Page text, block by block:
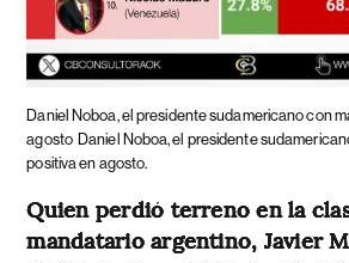
Daniel Noboa, el presidente sudamericano con
agosto Daniel Noboa, el presidente
positiva en agosto.
Quien perdió terreno en la
mandatario argentino, Javier